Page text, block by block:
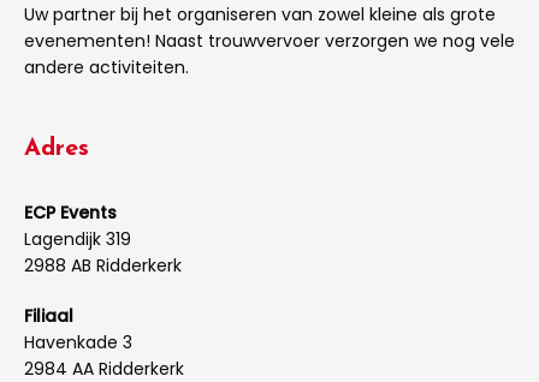
Uw partner bij het organiseren van zowel kleine als grote
evenementen! Naast trouwvervoer verzorgen we nog vele
andere activiteiten.
Adres
ECP Events
Lagendijk 319
2988 AB Ridderkerk
Filiaal
Havenkade 3
2984 AA Ridderkerk